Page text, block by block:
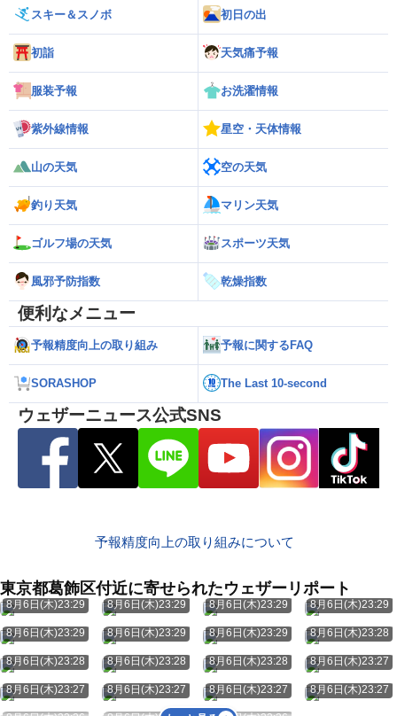
スキー＆スノボ 初日の出
初詣 天気痛予報
服装予報 お洗濯情報
紫外線情報 星空・天体情報
山の天気 空の天気
釣り天気 マリン天気
ゴルフ場の天気 スポーツ天気
風邪予防指数 乾燥指数
便利なメニュー
予報精度向上の取り組み 予報に関するFAQ
SORASHOP The Last 10-second
ウェザーニュース公式SNS
予報精度向上の取り組みについて
東京都葛飾区付近に寄せられたウェザーリポート
8月6日(木)23:29 8月6日(木)23:29 8月6日(木)23:29 8月6日(木)23:29
8月6日(木)23:29 8月6日(木)23:29 8月6日(木)23:29 8月6日(木)23:28
8月6日(木)23:28 8月6日(木)23:28 8月6日(木)23:28 8月6日(木)23:27
8月6日(木)23:27 8月6日(木)23:27 8月6日(木)23:27 8月6日(木)23:27